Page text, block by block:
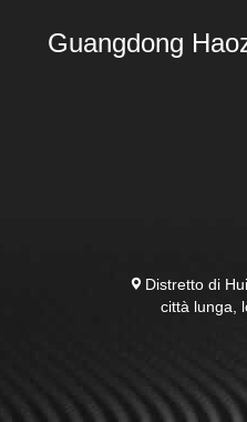
Guangdong
Distretto di
città lunga,